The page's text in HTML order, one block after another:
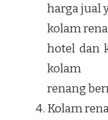
harga jual
kolam
hotel dan
kolam
renang
Kolam